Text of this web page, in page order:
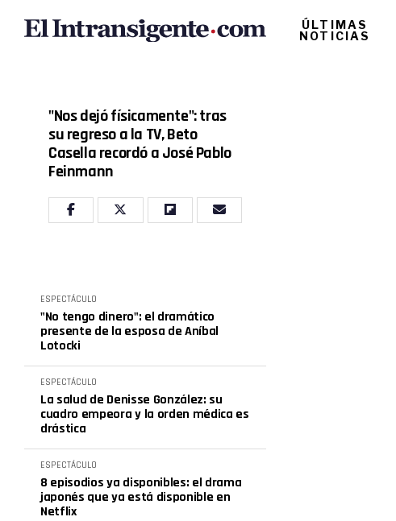
ÚLTIMAS
NOTICIAS
"Nos dejó físicamente": tras
su regreso a la TV, Beto
Casella recordó a José Pablo
Feinmann
ESPECTÁCULO
"No tengo dinero": el dramático
presente de la esposa de Aníbal
Lotocki
ESPECTÁCULO
La salud de Denisse González: su
cuadro empeora y la orden médica es
drástica
ESPECTÁCULO
8 episodios ya disponibles: el drama
japonés que ya está disponible en
Netflix